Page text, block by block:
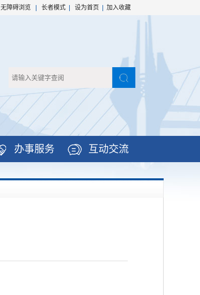
无障碍浏览 长者模式 设为首页 加入收藏
办事服务 互动交流